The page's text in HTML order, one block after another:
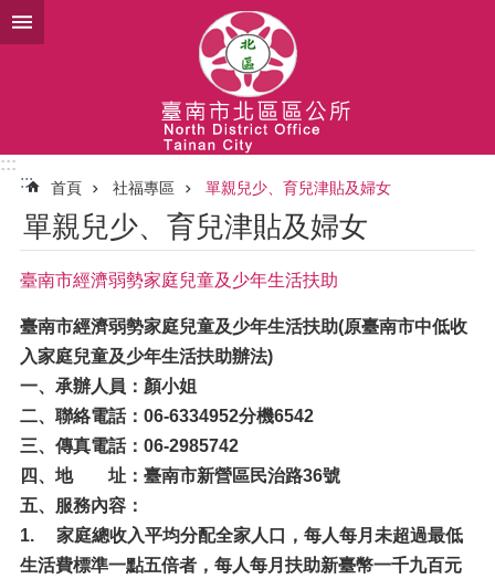
跳到主要內容區塊
:::
:::
首頁 社福專區 單親兒少、育兒津貼及婦女
單親兒少、育兒津貼及婦女
臺南市經濟弱勢家庭兒童及少年生活扶助
臺南市經濟弱勢家庭兒童及少年生活扶助(原臺南市中低收
入家庭兒童及少年生活扶助辦法)
一、承辦人員：顏小姐
二、聯絡電話：06-6334952分機6542
三、傳真電話：06-2985742
四、地 址：臺南市新營區民治路36號
五、服務內容：
1. 家庭總收入平均分配全家人口，每人每月未超過最低
生活費標準一點五倍者，每人每月扶助新臺幣一千九百元